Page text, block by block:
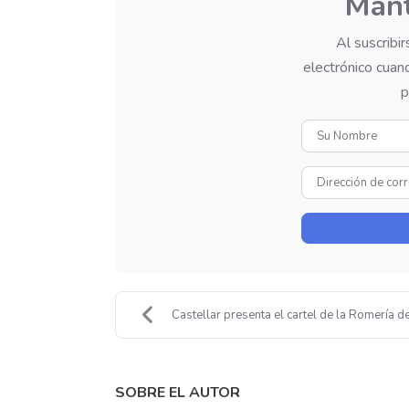
Al
electrónico
Castellar presenta el cartel de la Romería
SOBRE EL AUTOR